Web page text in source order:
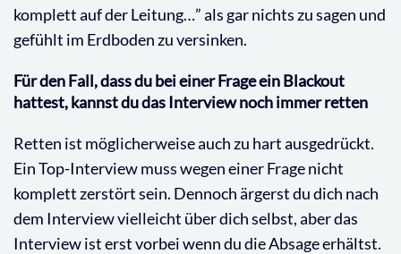
komplett auf der Leitung…” als gar nichts zu sagen und
gefühlt im Erdboden zu versinken.
Für den Fall, dass du bei einer Frage ein Blackout
hattest, kannst du das Interview noch immer retten
Retten ist möglicherweise auch zu hart ausgedrückt.
Ein Top-Interview muss wegen einer Frage nicht
komplett zerstört sein. Dennoch ärgerst du dich nach
dem Interview vielleicht über dich selbst, aber das
Interview ist erst vorbei wenn du die Absage erhältst.